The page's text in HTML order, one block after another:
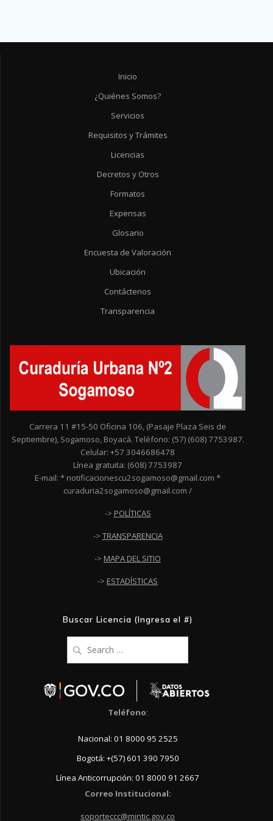
Inicio
¿Quiénes Somos?
Servicios
Requisitos y Trámites
Licencias
Decretos y Otros
Formatos
Expensas
Glosario
Encuesta de Valoración
Ubicación
Contáctenos
Transparencia
Carrera 11 #15-50 Oficina 106, (Pasaje Plaza Seis de
Septiembre), Sogamoso, Boyacá. Teléfono: (57) (608) 7753987.
Celular: +57 3046686478
Línea gratuita: (608) 7753987
E-mail: * notificacionescu2sogamoso@gmail.com *
curaduria2sogamoso@gmail.com /
-> POLÍTICAS
-> TRANSPARENCIA
-> MAPA DEL SITIO
-> ESTADÍSTICAS
Buscar Licencia (Ingresa el #)
for:
Teléfono:
Nacional: 01 8000 95 2525
Bogotá: +(57) 601 390 7950
Línea Anticorrupción: 01 8000 91 2667
Correo Institucional:
soporteccc@mintic.gov.co